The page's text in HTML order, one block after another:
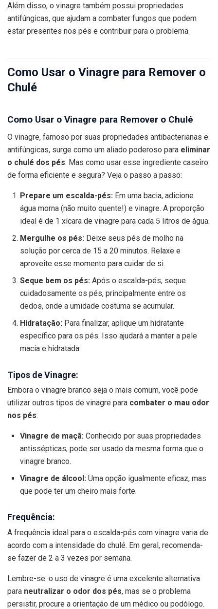
Além disso, o vinagre também possui propriedades
antifúngicas, que ajudam a combater fungos que podem
estar presentes nos pés e contribuir para o problema.
Como Usar o Vinagre para Remover o
Chulé
Como Usar o Vinagre para Remover o Chulé
O vinagre, famoso por suas propriedades antibacterianas e
antifúngicas, surge como um aliado poderoso para eliminar
o chulé dos pés. Mas como usar esse ingrediente caseiro
de forma eficiente e segura? Veja o passo a passo:
Prepare um escalda-pés:Em uma bacia, adicione
água morna (não muito quente!) e vinagre. A proporção
ideal é de 1 xícara de vinagre para cada 5 litros de água.
Mergulhe os pés:Deixe seus pés de molho na
solução por cerca de 15 a 20 minutos. Relaxe e
aproveite esse momento para cuidar de si.
Seque bem os pés:Após o escalda-pés, seque
cuidadosamente os pés, principalmente entre os
dedos, onde a umidade costuma se acumular.
Hidratação:Para finalizar, aplique um hidratante
específico para os pés. Isso ajudará a manter a pele
macia e hidratada.
Tipos de Vinagre:
Embora o vinagre branco seja o mais comum, você pode
utilizar outros tipos de vinagre para combater o mau odor
nos pés:
Vinagre de maçã:Conhecido por suas propriedades
antissépticas, pode ser usado da mesma forma que o
vinagre branco.
Vinagre de álcool: Uma opção igualmente eficaz, mas
que pode ter um cheiro mais forte.
Frequência:
A frequência ideal para o escalda-pés com vinagre varia de
acordo com a intensidade do chulé. Em geral, recomenda-
se fazer de 2 a 3 vezes por semana.
Lembre-se: o uso de vinagre é uma excelente alternativa
para neutralizar o odor dos pés, mas se o problema
persistir, procure a orientação de um médico ou podólogo.